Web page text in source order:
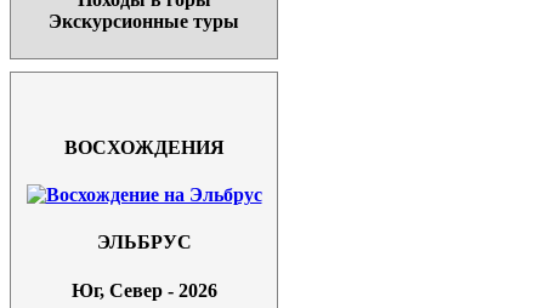
Экскурсионные туры
ВОСХОЖДЕНИЯ
ЭЛЬБРУС
Юг, Север - 2026